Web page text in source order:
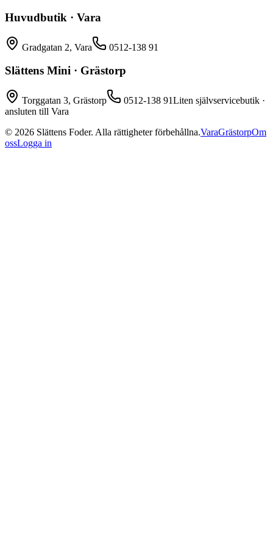
Huvudbutik · Vara
Gradgatan 2, Vara 0512-138 91
Slättens Mini · Grästorp
Torggatan 3, Grästorp 0512-138 91Liten självservicebutik ·
ansluten till Vara
© 2026 Slättens Foder. Alla rättigheter förbehållna.VaraGrästorpOm
ossLogga in